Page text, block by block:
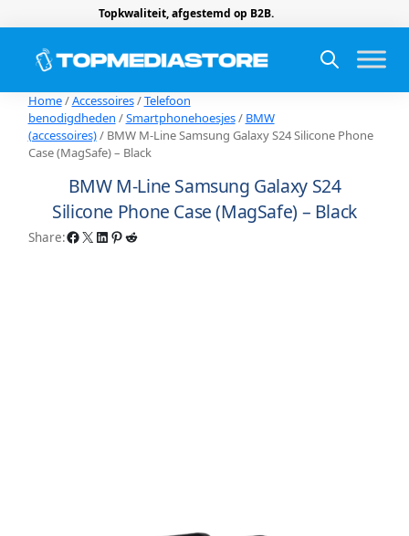
Topkwaliteit, afgestemd op B2B.
Home/Accessoires/Telefoon
benodigdheden /Smartphonehoesjes/ BMW
(accessoires)/ BMW M-Line Samsung Galaxy S24 Silicone Phone
Case (MagSafe) – Black
BMW M-Line Samsung Galaxy S24
Silicone Phone Case (MagSafe) – Black
Share:Facebook X LinkedIn Pinterest Reddit